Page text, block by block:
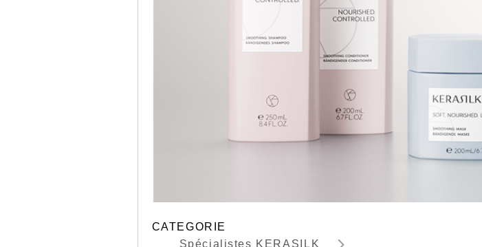
CATEGORIE
Spécialistes KERASILK